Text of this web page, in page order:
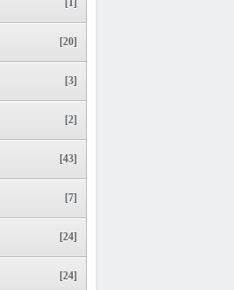
[1]
[20]
[3]
[2]
[43]
[7]
[24]
[24]